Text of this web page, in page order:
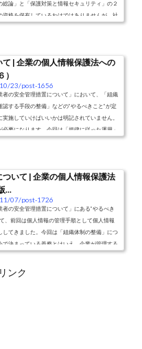
論」と「保護対策と情報セキュリティ」の２
格を保有しているわけではありませんが、社
についてお話をしてきましたが、実際の運用
| 企業の個人情報保護法への
23/post-1656
の安全管理措置について」において、「組織
する手段の整備」などの”やるべきこと”が定
施していけばいいかは明記されていません。
要になります。今回は「規律に従った運用」
情報を「管理」するためにまず必要なのは、
いて | 企業の個人情報保護法
...
07/post-1726
の安全管理措置について」にある”やるべき
、前回は個人情報の管理手順として個人情報
てきました。今回は「組織体制の整備」につ
決まっている義務とはいえ、企業が管理する
取り決める必要があります。具体的に必要と
ンク